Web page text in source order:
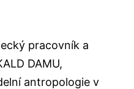
pracovník a
DAMU,
antropologie v